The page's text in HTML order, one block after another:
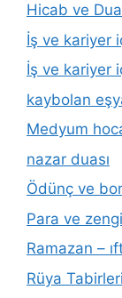
Hicab ve
İş ve kariyer
İş ve kariyer
kaybolan
Medyum
nazar duası
Ödünç ve
Para ve
Ramazan –
Rüya